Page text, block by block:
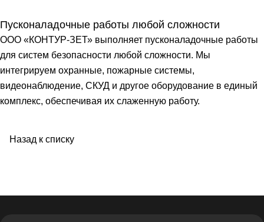
Пусконаладочные работы любой сложности
ООО «КОНТУР-ЗЕТ» выполняет пусконаладочные работы
для систем безопасности любой сложности. Мы
интегрируем охранные, пожарные системы,
видеонаблюдение, СКУД и другое оборудование в единый
комплекс, обеспечивая их слаженную работу.
Назад к списку